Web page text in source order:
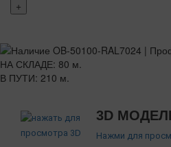
+
НА СКЛАДЕ: 80 м.
В ПУТИ: 210 м.
3D
Нажми для